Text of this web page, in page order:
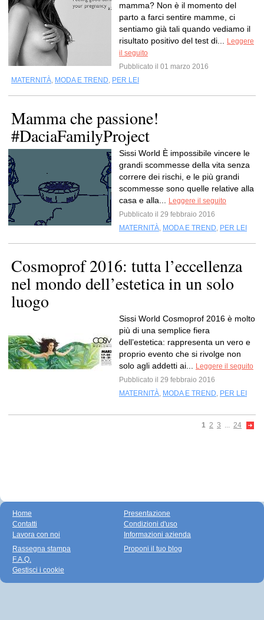
mamma? Non è il momento del
parto a farci sentire mamme, ci
sentiamo già tali quando vediamo il
risultato positivo del test di...
Leggere
il seguito
Pubblicato il 01 marzo 2016
MATERNITÀ, MODA E TREND, PER LEI
Mamma che passione!
#DaciaFamilyProject
Sissi World È impossibile vincere le
grandi scommesse della vita senza
correre dei rischi, e le più grandi
scommesse sono quelle relative alla
casa e alla...
Leggere il seguito
Pubblicato il 29 febbraio 2016
MATERNITÀ, MODA E TREND, PER LEI
Cosmoprof 2016: tutta l’eccellenza
nel mondo dell’estetica in un solo
luogo
Sissi World Cosmoprof 2016 è molto
più di una semplice fiera
dell’estetica: rappresenta un vero e
proprio evento che si rivolge non
solo agli addetti ai...
Leggere il seguito
Pubblicato il 29 febbraio 2016
MATERNITÀ, MODA E TREND, PER LEI
1 2 3 ... 24
Home
Contatti
Lavora con noi
Presentazione
Condizioni d'uso
Informazioni azienda
Rassegna stampa
F.A.Q.
Gestisci i cookie
Proponi il tuo blog